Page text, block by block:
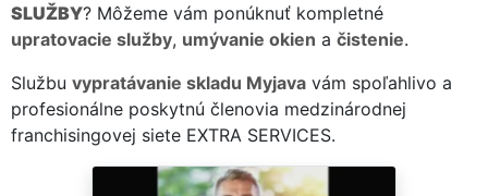
SLUŽBY? Môžeme vám ponúknuť kompletné
upratovacie služby, umývanie okien a čistenie.
Službu vypratávanie skladu Myjava vám spoľahlivo a
profesionálne poskytnú členovia medzinárodnej
franchisingovej siete EXTRA SERVICES.